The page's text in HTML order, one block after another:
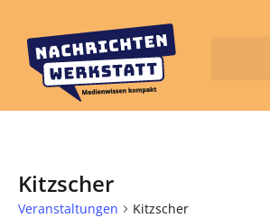
Kitzscher
Veranstaltungen Kitzscher